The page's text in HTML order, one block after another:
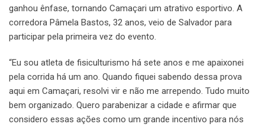
ganhou ênfase, tornando Camaçari um atrativo esportivo. A
corredora Pâmela Bastos, 32 anos, veio de Salvador para
participar pela primeira vez do evento.
“Eu sou atleta de fisiculturismo há sete anos e me apaixonei
pela corrida há um ano. Quando fiquei sabendo dessa prova
aqui em Camaçari, resolvi vir e não me arrependo. Tudo muito
bem organizado. Quero parabenizar a cidade e afirmar que
considero essas ações como um grande incentivo para nós